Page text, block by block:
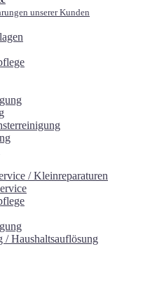
unserer Kunden
/ Kleinreparaturen
/ Haushaltsauflösung